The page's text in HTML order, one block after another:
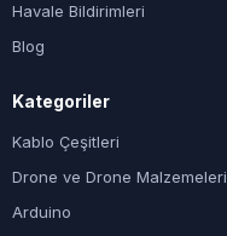
Havale Bildirimleri
Blog
Kategoriler
Kablo Çeşitleri
Drone ve Drone Malzemeleri
Arduino